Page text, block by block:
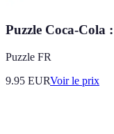
Puzzle Coca-Cola
Puzzle FR
9.95 EURVoir le prix